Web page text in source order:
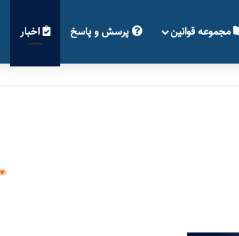
مجموعه قوانین پرسش و پاسخ اخبار